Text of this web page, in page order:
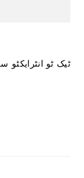
ٹیک ٹو انٹرایکٹو سافٹ ویئر انکارپوریشن نے پیر کو اپنی سالانہ